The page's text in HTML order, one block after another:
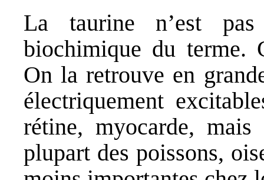
La taurine n’est
biochimique du terme.
On la retrouve en
électriquement
rétine, myocarde,
plupart des poissons,